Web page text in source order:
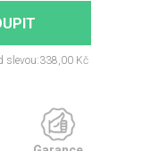
slevou:338,00 Kč